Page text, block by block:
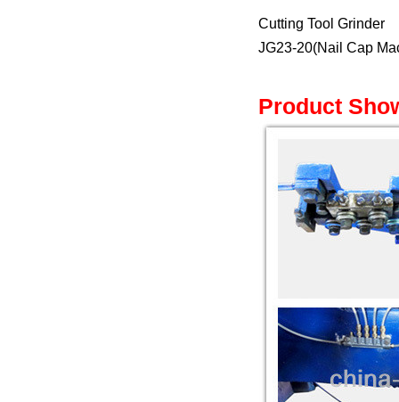
Cutting Tool Grinder
JG23-20(Nail Cap
Product